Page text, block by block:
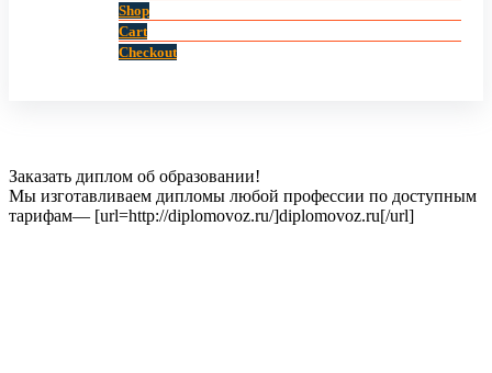
Shop
Cart
Checkout
Заказать диплом об образовании!
Мы изготавливаем дипломы любой профессии по доступным
тарифам— [url=http://diplomovoz.ru/]diplomovoz.ru[/url]